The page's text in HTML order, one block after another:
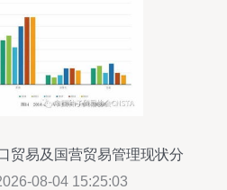
贸易及国营贸易管理现状分
析08-04 15:25:03